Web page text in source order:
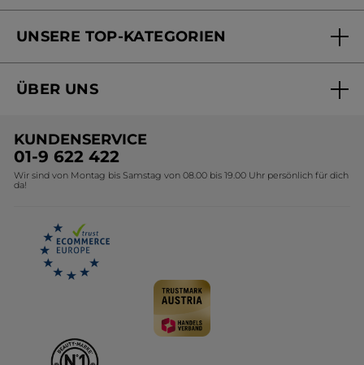
Online Preisliste
Versandhandel Preisliste
UNSERE TOP-KATEGORIEN
Black Friday Yves Rocher
Geschenkideen Yves Rocher
Kollektion Monoi Yves Rocher
ÜBER UNS
Umweltstiftung YR
Affiliate Programm
KUNDENSERVICE
01-9 622 422
Wir sind von Montag bis Samstag von 08.00 bis 19.00 Uhr persönlich für dich
da!